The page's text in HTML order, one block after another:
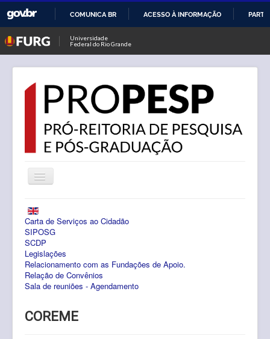
O
CONTEÚDO
COMUNICA BR ACESSO À INFORMAÇÃO
Universidade
Federal do Rio Grande
Alternar
Navegação
Notícias
PROPESP
Pesquisa
Pós-Graduação
Internacionalização.
Carta de Serviços ao Cidadão
SIPOSG
SCDP
Legislações
Relacionamento com as Fundações de Apoio.
Relação de Convênios
Sala de reuniões - Agendamento
COREME